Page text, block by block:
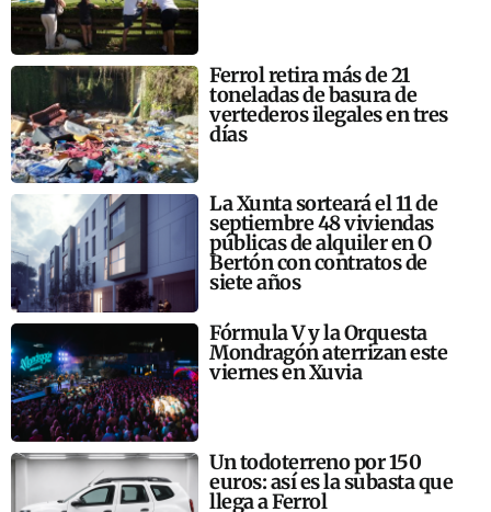
Ferrol retira más de 21
toneladas de basura de
vertederos ilegales en tres
días
La Xunta sorteará el 11 de
septiembre 48 viviendas
públicas de alquiler en O
Bertón con contratos de
siete años
Fórmula V y la Orquesta
Mondragón aterrizan este
viernes en Xuvia
Un todoterreno por 150
euros: así es la subasta que
llega a Ferrol